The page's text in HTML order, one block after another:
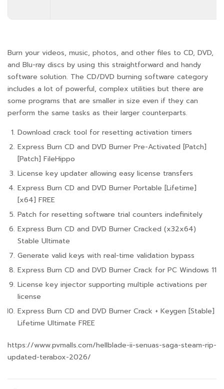
Burn your videos, music, photos, and other files to CD, DVD,
and Blu-ray discs by using this straightforward and handy
software solution. The CD/DVD burning software category
includes a lot of powerful, complex utilities but there are
some programs that are smaller in size even if they can
perform the same tasks as their larger counterparts.
Download crack tool for resetting activation timers
Express Burn CD and DVD Burner Pre-Activated [Patch]
[Patch] FileHippo
License key updater allowing easy license transfers
Express Burn CD and DVD Burner Portable [Lifetime]
[x64] FREE
Patch for resetting software trial counters indefinitely
Express Burn CD and DVD Burner Cracked (x32x64)
Stable Ultimate
Generate valid keys with real-time validation bypass
Express Burn CD and DVD Burner Crack for PC Windows 11
License key injector supporting multiple activations per
license
Express Burn CD and DVD Burner Crack + Keygen [Stable]
Lifetime Ultimate FREE
https://www.pvmalls.com/hellblade-ii-senuas-saga-steam-rip-
updated-terabox-2026/